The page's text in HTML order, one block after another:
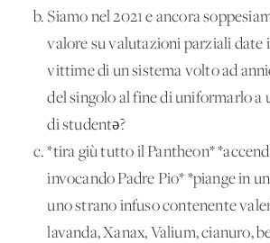
Siamo nel 2021 e ancora
valore su valutazioni parziali date
vittime di un sistema volto ad
del singolo al fine di uniformarlo a
di studentə?
*tira giù tutto il Pantheon*
invocando Padre Pio* *piange in
uno strano infuso contenente
lavanda, Xanax, Valium, cianuro,